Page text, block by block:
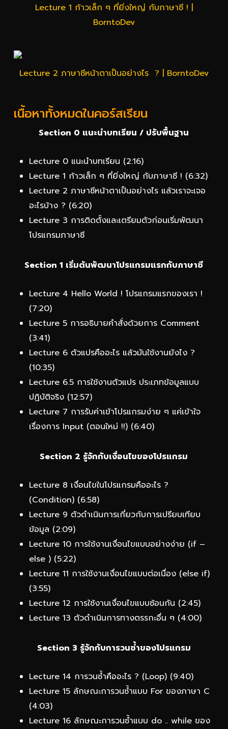
Lecture 1 ก้าวเล็ก ๆ ที่ยิ่งใหญ่ กับภาษาซี ! |
BorntoDev
Lecture 2 ภาษาซีหน้าตาเป็นอย่างไร ? | BorntoDev
เนื้อหาทั้งหมดในคอร์สเรียน
Section 0 แนะนำบทเรียน / ปรับพื้นฐาน
Lecture 0 แนะนำบทเรียน (2:16)
Lecture 1 ก้าวเล็ก ๆ ที่ยิ่งใหญ่ กับภาษาซี ! (6:32)
Lecture 2 ภาษาซีหน้าตาเป็นอย่างไร แล้วเราจะเจอ
อะไรบ้าง ? (6:20)
Lecture 3 การติดตั้งและเตรียมตัวก่อนเริ่มพัฒนา
โปรแกรมภาษาซี
Section 1 เริ่มต้นพัฒนาโปรแกรมแรกกับภาษาซี
Lecture 4 Hello World ! โปรแกรมแรกของเรา !
(7:20)
Lecture 5 การอธิบายคำสั่งด้วยการ Comment
(3:41)
Lecture 6 ตัวแปรคืออะไร แล้วมันใช้งานยังไง ?
(10:35)
Lecture 6.5 การใช้งานตัวแปร ประเภทข้อมูลแบบ
ปฏิบัติจริง (12:57)
Lecture 7 การรับค่าเข้าโปรแกรมง่าย ๆ แค่เข้าใจ
เรื่องการ Input (ตอนใหม่ !!) (6:40)
Section 2 รู้จักกับเงื่อนไขของโปรแกรม
Lecture 8 เงื่อนไขในโปรแกรมคืออะไร ?
(Condition) (6:58)
Lecture 9 ตัวดำเนินการเกี่ยวกับการเปรียบเทียบ
ข้อมูล (2:09)
Lecture 10 การใช้งานเงื่อนไขแบบอย่างง่าย (if –
else ) (5:22)
Lecture 11 การใช้งานเงื่อนไขแบบต่อเนื่อง (else if)
(3:55)
Lecture 12 การใช้งานเงื่อนไขแบบซ้อนกัน (2:45)
Lecture 13 ตัวดำเนินการทางตรรกะอื่น ๆ (4:00)
Section 3 รู้จักกับการวนซ้ำของโปรแกรม
Lecture 14 การวนซ้ำคืออะไร ? (Loop) (9:40)
Lecture 15 ลักษณะการวนซ้ำแบบ For ของภาษา C
(4:03)
Lecture 16 ลักษณะการวนซ้ำแบบ do .. while ของ